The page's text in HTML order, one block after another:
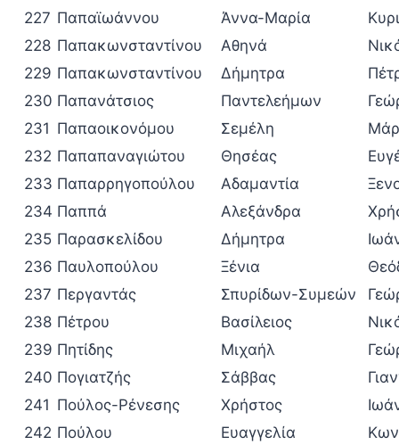
227 Παπαϊωάννου Άννα-Μαρία
228 Παπακωνσταντίνου Αθηνά
229 Παπακωνσταντίνου Δήμητρα
230 Παπανάτσιος Παντελεήμων
231 Παπαοικονόμου Σεμέλη
232 Παπαπαναγιώτου Θησέας
233 Παπαρρηγοπούλου Αδαμαντία
234 Παππά Αλεξάνδρα
235 Παρασκελίδου Δήμητρα
236 Παυλοπούλου Ξένια
237 Περγαντάς Σπυρίδων-Συμεών
238 Πέτρου Βασίλειος
239 Πητίδης Μιχαήλ
240 Πογιατζής Σάββας
241 Πούλος-Ρένεσης Χρήστος
242 Πούλου Ευαγγελία